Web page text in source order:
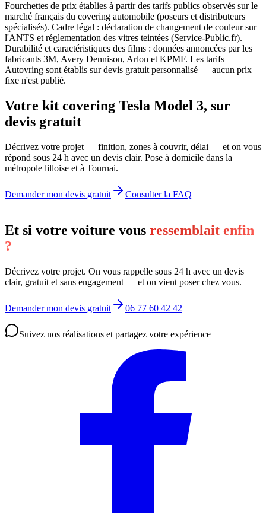
Fourchettes de prix établies à partir des tarifs publics observés sur le
marché français du covering automobile (poseurs et distributeurs
spécialisés). Cadre légal : déclaration de changement de couleur sur
l'ANTS et réglementation des vitres teintées (Service-Public.fr).
Durabilité et caractéristiques des films : données annoncées par les
fabricants 3M, Avery Dennison, Arlon et KPMF. Les tarifs
Autovring sont établis sur devis gratuit personnalisé — aucun prix
fixe n'est publié.
Votre kit covering Tesla Model 3, sur
devis gratuit
Décrivez votre projet — finition, zones à couvrir, délai — et on vous
répond sous 24 h avec un devis clair. Pose à domicile dans la
métropole lilloise et à Tournai.
Demander mon devis gratuit Consulter la FAQ
Et si votre voiture vous ressemblait enfin
?
Décrivez votre projet. On vous rappelle sous 24 h avec un devis
clair, gratuit et sans engagement — et on vient poser chez vous.
Demander mon devis gratuit 06 77 60 42 42
Suivez nos réalisations et partagez votre expérience